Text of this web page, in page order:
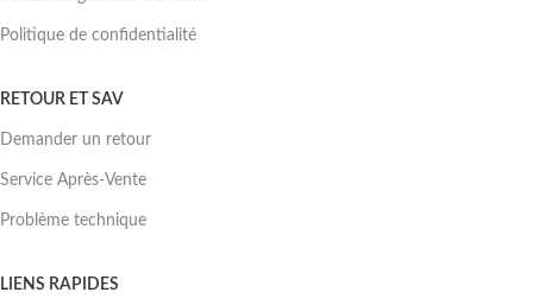
Politique de confidentialité
RETOUR ET SAV
Demander un retour
Service Après-Vente
Problème technique
LIENS RAPIDES